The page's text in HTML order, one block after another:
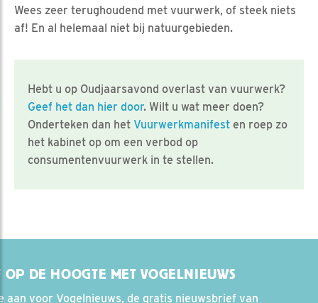
Wees zeer terughoudend met vuurwerk, of steek niets
af! En al helemaal niet bij natuurgebieden.
Hebt u op Oudjaarsavond overlast van vuurwerk?
Geef het dan hier door. Wilt u wat meer doen?
Onderteken dan het Vuurwerkmanifest en roep zo
het kabinet op om een verbod op
consumentenvuurwerk in te stellen.
OP DE HOOGTE MET VOGELNIEUWS
aan voor Vogelnieuws, de gratis nieuwsbrief van